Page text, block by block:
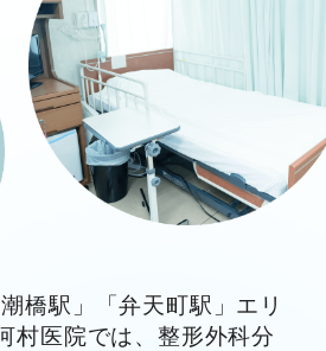
橋駅」「弁天町駅」エリ
村医院では、整形外科分